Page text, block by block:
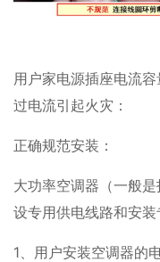
用户家电源插座电流
过电流引起火灾：
正确规范安装：
大功率空调器（一般
设专用供电线路和安
1、用户安装空调器的